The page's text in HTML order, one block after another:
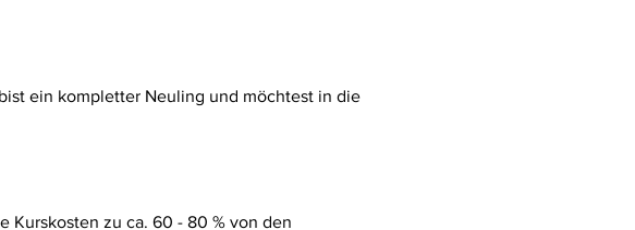
ein kompletter Neuling und möchtest in die
Kurskosten zu ca. 60 - 80 % von den